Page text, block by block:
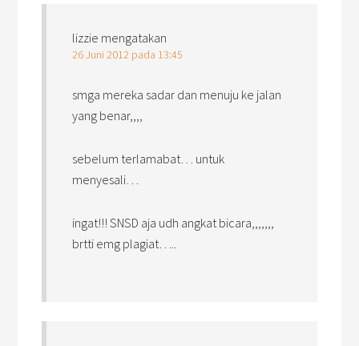
lizzie mengatakan
26 Juni 2012 pada 13:45
smga mereka sadar dan menuju ke jalan
yang benar,,,,
sebelum terlamabat… untuk
menyesali…
ingat!!! SNSD aja udh angkat bicara,,,,,,,
brtti emg plagiat…..